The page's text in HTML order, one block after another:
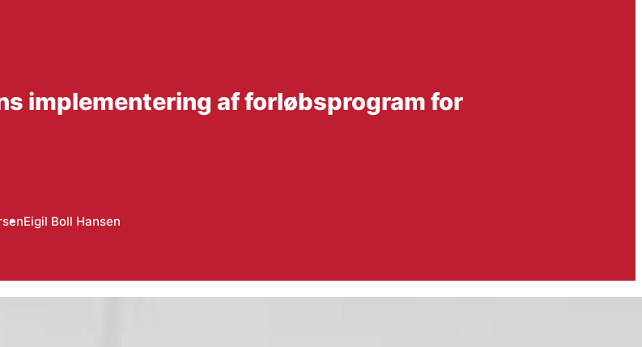
implementering af forløbsprogram for
Eigil Boll Hansen